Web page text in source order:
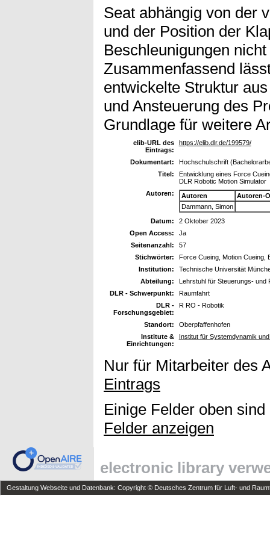
Seat abhängig von der
und der Position der
Beschleunigungen
Zusammenfassend
entwickelte Struktur
und Ansteuerung des
Grundlage für weitere
elib-URL des
Eintrags:
https://elib.dlr.de/199579/
Dokumentart:
Hochschulschrift
Titel:
Entwicklung eines Force
DLR Robotic Motion Simulator
Autoren:
Autoren
Autoren-
Dammann, Simon
Datum:
2 Oktober 2023
Open Access:
Ja
Seitenanzahl:
57
Stichwörter:
Force Cueing, Motion Cueing,
Institution:
Technische Universität
Abteilung:
Lehrstuhl für Steuerungs- und
DLR - Schwerpunkt:
Raumfahrt
DLR -
Forschungsgebiet:
R RO - Robotik
Standort:
Oberpfaffenhofen
Institute &
Einrichtungen:
Institut für Systemdynamik
Nur für Mitarbeiter des
Eintrags
Einige Felder oben
Felder anzeigen
electronic library
Gestaltung Webseite und Datenbank: Copyright © Deutsches Zentrum für Luft- und